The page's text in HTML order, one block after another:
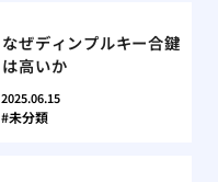
なぜディンプルキー合鍵
は高いか
2025.06.15
未分類